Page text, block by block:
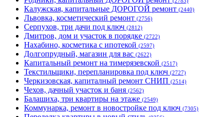
Калужская, капитальные ДОРОГОЙ ремонт (2440)
Львовка, косметический ремонт (2756)
Серпухов, три дачи под ключ (2812)
Дмитров, дом и участок в порядке (2722)
Нахабино, косметика с ипотекой (2597)
Долгопрудный, магазин для вас (2622)
Капитальный ремонт на тимерязевской (2517)
Текстильщики, перепланировка под ключ (2727)
Черкизовская, капиталный ремонт СНИП (2514)
Чехов, дачный участок и баня (2562)
Балашиха, три квартиры на этаже (2549)
Коммунарка, ремонт в новостройке под ключ (7305)